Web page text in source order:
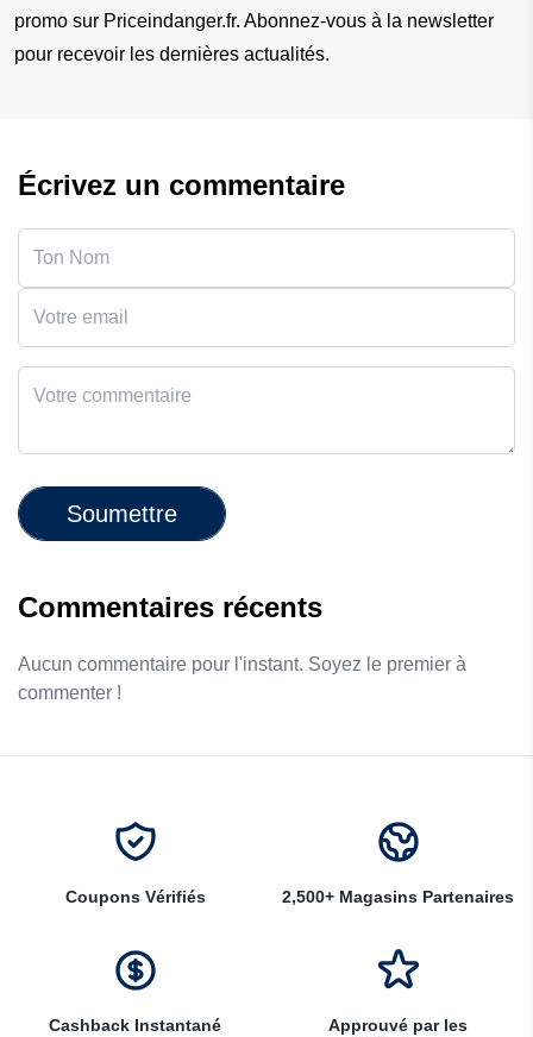
promo sur Priceindanger.fr. Abonnez-vous à la newsletter
pour recevoir les dernières actualités.
Écrivez un commentaire
Soumettre
Commentaires récents
Aucun commentaire pour l'instant. Soyez le premier à
commenter !
Coupons Vérifiés 2,500+ Magasins Partenaires
Cashback Instantané
Approuvé par les